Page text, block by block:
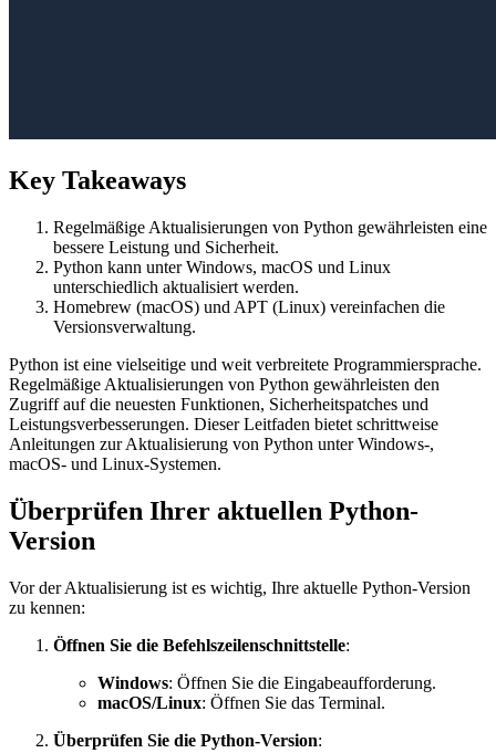
Key Takeaways
Regelmäßige Aktualisierungen von Python gewährleisten eine
bessere Leistung und Sicherheit.
Python kann unter Windows, macOS und Linux
unterschiedlich aktualisiert werden.
Homebrew (macOS) und APT (Linux) vereinfachen die
Versionsverwaltung.
Python ist eine vielseitige und weit verbreitete Programmiersprache.
Regelmäßige Aktualisierungen von Python gewährleisten den
Zugriff auf die neuesten Funktionen, Sicherheitspatches und
Leistungsverbesserungen. Dieser Leitfaden bietet schrittweise
Anleitungen zur Aktualisierung von Python unter Windows-,
macOS- und Linux-Systemen.
Überprüfen Ihrer aktuellen Python-
Version
Vor der Aktualisierung ist es wichtig, Ihre aktuelle Python-Version
zu kennen:
Öffnen Sie die Befehlszeilenschnittstelle:
Windows: Öffnen Sie die Eingabeaufforderung.
macOS/Linux: Öffnen Sie das Terminal.
Überprüfen Sie die Python-Version: